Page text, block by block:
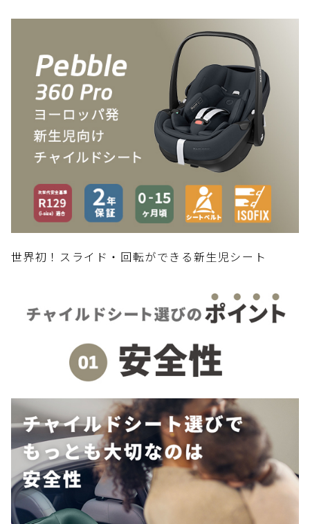
世界初！スライド・回転ができる新生児シート